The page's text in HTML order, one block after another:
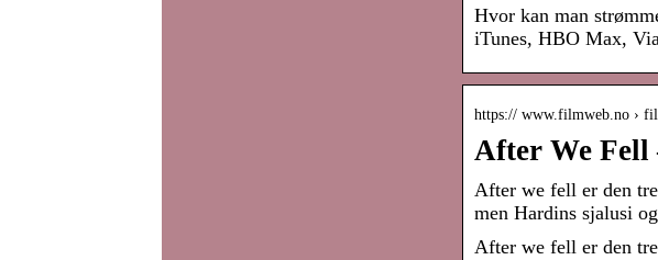
Hvor kan man
iTunes, HBO Max,
https:// www.filmweb.no ›
After We Fell
After we fell er den
men Hardins sjalusi
After we fell er den